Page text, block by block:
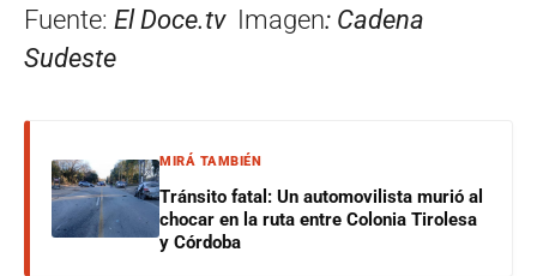
Fuente: El Doce.tv Imagen: Cadena
Sudeste
MIRÁ TAMBIÉN
Tránsito fatal: Un automovilista murió al
chocar en la ruta entre Colonia Tirolesa
y Córdoba